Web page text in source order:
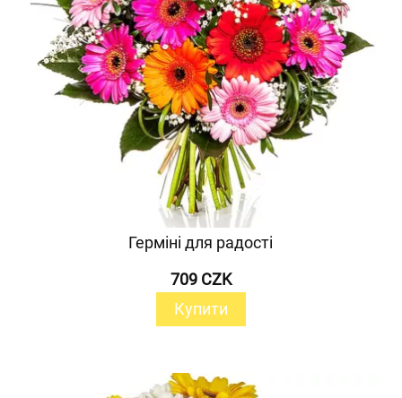
Герміні для радості
709 CZK
Купити